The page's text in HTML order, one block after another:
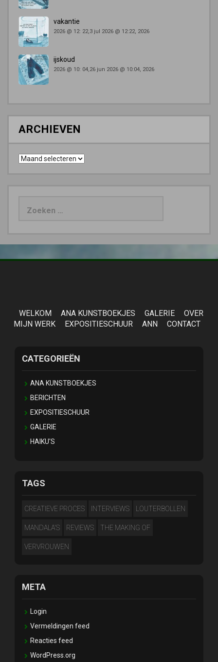
vakantie
2026 @ 12: 22,3 jul 2026 @ 12:22, 2026
ijskoud
2026 @ 10: 04,26 jun 2026 @ 10:04, 2026
ARCHIEVEN
Archieven
WELKOM ANA KUNSTBOEKJES GALERIE
OVER
MIJN WERK
EXPOSITIESCHUUR ANN CONTACT
CATEGORIEËN
ANA KUNSTBOEKJES
BERICHTEN
EXPOSITIESCHUUR
GALERIE
HAIKU'S
TAGS
CREATIEVE PROCES INTERVIEWS LOUTERBOLLEN
MANDALA'S REVIEWS THE MAKING OF
VERVROUWEN
META
Login
Vermeldingen feed
Reacties feed
WordPress.org